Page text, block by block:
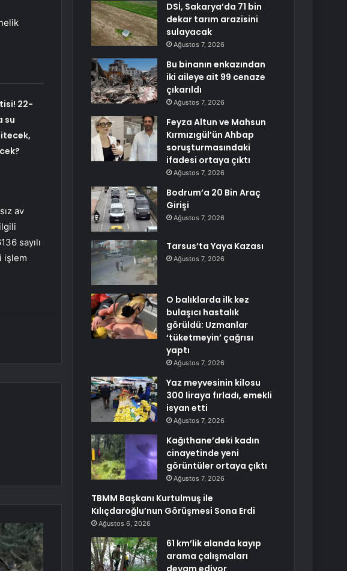
22-
su
av
sayılı
işlem
DSİ, Sakarya’da 71 bin
dekar tarım arazisini
sulayacak
Ağustos 7, 2026
Bu binanın enkazından
iki aileye ait 99 cenaze
çıkarıldı
Ağustos 7, 2026
Feyza Altun ve Mahsun
Kırmızıgül’ün Ahbap
soruşturmasındaki
ifadesi ortaya çıktı
Ağustos 7, 2026
Bodrum’a 20 Bin Araç
Girişi
Ağustos 7, 2026
Tarsus’ta Yaya Kazası
Ağustos 7, 2026
O balıklarda ilk kez
bulaşıcı hastalık
görüldü: Uzmanlar
‘tüketmeyin’ çağrısı
yaptı
Ağustos 7, 2026
Yaz meyvesinin kilosu
300 liraya fırladı, emekli
isyan etti
Ağustos 7, 2026
Kağıthane’deki kadın
cinayetinde yeni
görüntüler ortaya çıktı
Ağustos 7, 2026
TBMM Başkanı Kurtulmuş ile
Kılıçdaroğlu’nun Görüşmesi Sona Erdi
Ağustos 6, 2026
61 km’lik alanda kayıp
arama çalışmaları
devam ediyor